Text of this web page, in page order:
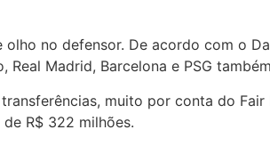
no defensor. De acordo com o
Madrid, Barcelona e PSG
muito por conta do
R$ 322 milhões.